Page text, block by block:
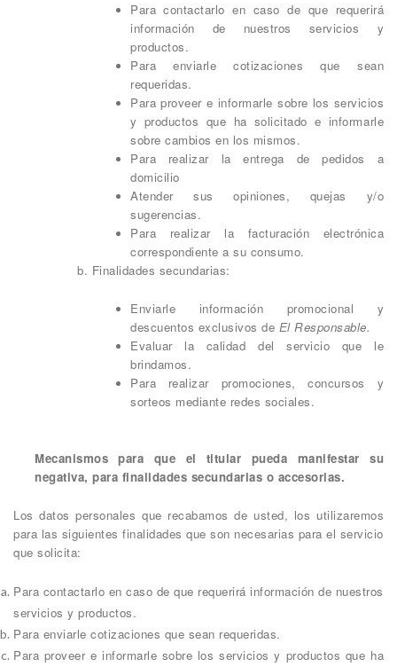
Para contactarlo en caso de que requerirá
información de nuestros servicios y
productos.
Para enviarle cotizaciones que sean
requeridas.
Para proveer e informarle sobre los servicios
y productos que ha solicitado e informarle
sobre cambios en los mismos.
Para realizar la entrega de pedidos a
domicilio
Atender sus opiniones, quejas y/o
sugerencias.
Para realizar la facturación electrónica
correspondiente a su consumo.
b. Finalidades secundarias:
Enviarle información promocional y
descuentos exclusivos de El Responsable.
Evaluar la calidad del servicio que le
brindamos.
Para realizar promociones, concursos y
sorteos mediante redes sociales.
Mecanismos para que el titular pueda manifestar su
negativa, para finalidades secundarias o accesorias.
Los datos personales que recabamos de usted, los utilizaremos
para las siguientes finalidades que son necesarias para el servicio
que solicita:
Para contactarlo en caso de que requerirá información de nuestros
servicios y productos.
Para enviarle cotizaciones que sean requeridas.
Para proveer e informarle sobre los servicios y productos que ha